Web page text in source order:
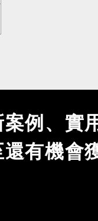
例、實
有機會